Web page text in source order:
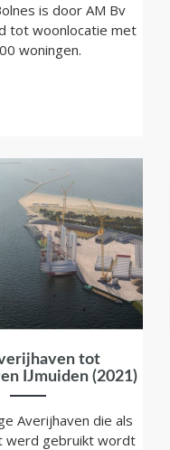
is door AM Bv
tot woonlocatie met
woningen.
tot
IJmuiden (2021)
Averijhaven die als
werd gebruikt wordt